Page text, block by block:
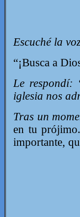
Escuché la
“¡Busca a
Le respondí:
iglesia nos
Tras un
en tu
importante,